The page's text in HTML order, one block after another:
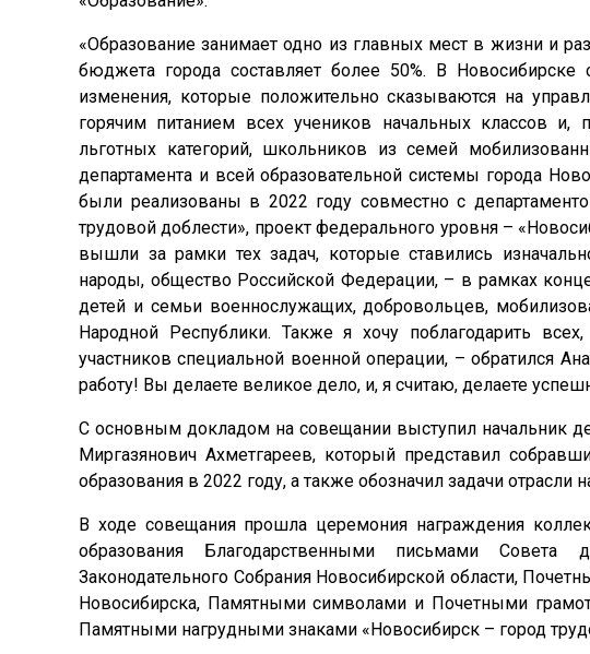
«Образование занимает одно из главных мест в жизни и
бюджета города составляет более 50%. В
изменения, которые положительно сказываются на
горячим питанием всех учеников начальных классов и,
льготных категорий, школьников из семей
департамента и всей образовательной системы города
были реализованы в 2022 году совместно с
трудовой доблести», проект федерального уровня –
вышли за рамки тех задач, которые ставились
народы, общество Российской Федерации, – в рамках
детей и семьи военнослужащих, добровольцев,
Народной Республики. Также я хочу поблагодарить
участников специальной военной операции, – обратился
работу! Вы делаете великое дело, и, я считаю, делаете
С основным докладом на совещании выступил начальник
Миргазянович Ахметгареев, который представил
образования в 2022 году, а также обозначил задачи отрасли
В ходе совещания прошла церемония награждения
образования Благодарственными письмами Совета
Законодательного Собрания Новосибирской области,
Новосибирска, Памятными символами и Почетными
Памятными нагрудными знаками «Новосибирск – город